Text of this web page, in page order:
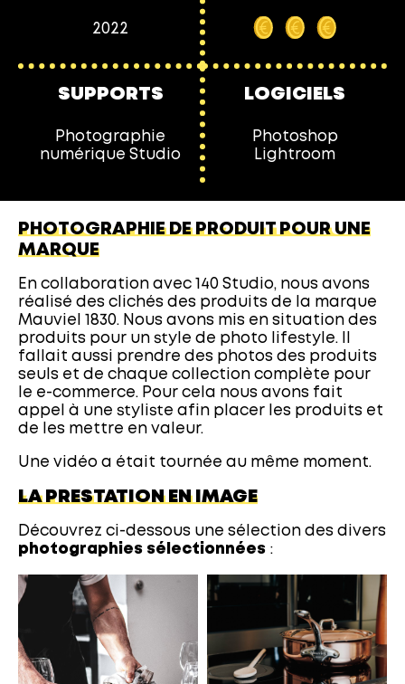
2022
SUPPORTS
Photographie
numérique Studio
LOGICIELS
Photoshop
Lightroom
PHOTOGRAPHIE DE PRODUIT POUR UNE
MARQUE
En collaboration avec 140 Studio, nous avons
réalisé des clichés des produits de la marque
Mauviel 1830. Nous avons mis en situation des
produits pour un style de photo lifestyle. Il
fallait aussi prendre des photos des produits
seuls et de chaque collection complète pour
le e-commerce. Pour cela nous avons fait
appel à une styliste afin placer les produits et
de les mettre en valeur.
Une vidéo a était tournée au même moment.
LA PRESTATION EN IMAGE
Découvrez ci-dessous une sélection des divers
photographies sélectionnées :